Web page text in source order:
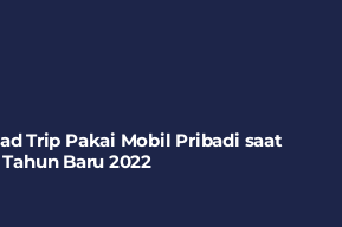
Trip Pakai Mobil Pribadi saat
Baru 2022